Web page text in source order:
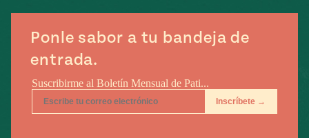
Ponle sabor a tu bandeja de
entrada.